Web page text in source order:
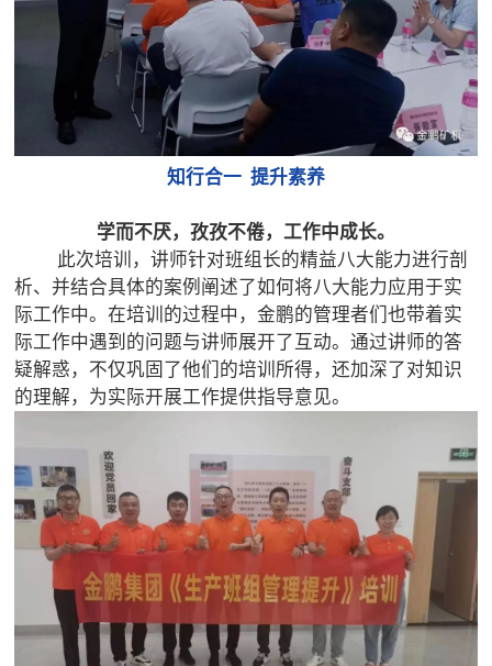
知行合一 提升素养
学而不厌，孜孜不倦，工作中成长。
此次培训，讲师针对班组长的精益八大能力进行剖
析、并结合具体的案例阐述了如何将八大能力应用于实
际工作中。在培训的过程中，金鹏的管理者们也带着实
际工作中遇到的问题与讲师展开了互动。通过讲师的答
疑解惑，不仅巩固了他们的培训所得，还加深了对知识
的理解，为实际开展工作提供指导意见。